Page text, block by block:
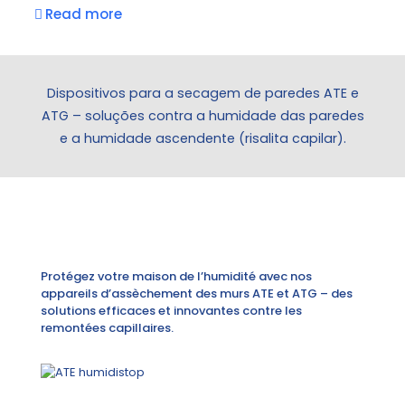
Read more
Dispositivos para a secagem de paredes ATE e
ATG – soluções contra a humidade das paredes
e a humidade ascendente (risalita capilar).
Protégez votre maison de l’humidité avec nos
appareils d’assèchement des murs ATE et ATG – des
solutions efficaces et innovantes contre les
remontées capillaires.